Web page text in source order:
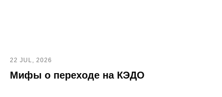
22 JUL, 2026
Мифы о переходе на КЭДО